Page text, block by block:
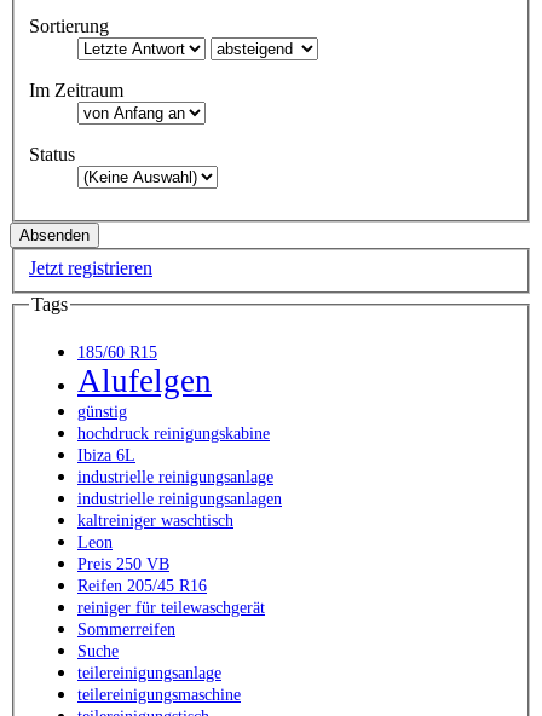
Sortierung
Im Zeitraum
Status
Jetzt registrieren
Tags
185/60 R15
Alufelgen
günstig
hochdruck reinigungskabine
Ibiza 6L
industrielle reinigungsanlage
industrielle reinigungsanlagen
kaltreiniger waschtisch
Leon
Preis 250 VB
Reifen 205/45 R16
reiniger für teilewaschgerät
Sommerreifen
Suche
teilereinigungsanlage
teilereinigungsmaschine